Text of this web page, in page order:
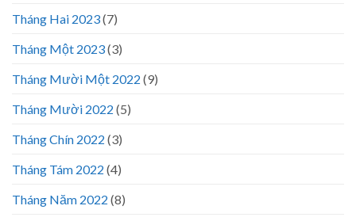
Tháng Hai 2023(7)
Tháng Một 2023(3)
Tháng Mười Một 2022 (9)
Tháng Mười 2022 (5)
Tháng Chín 2022 (3)
Tháng Tám 2022 (4)
Tháng Năm 2022 (8)